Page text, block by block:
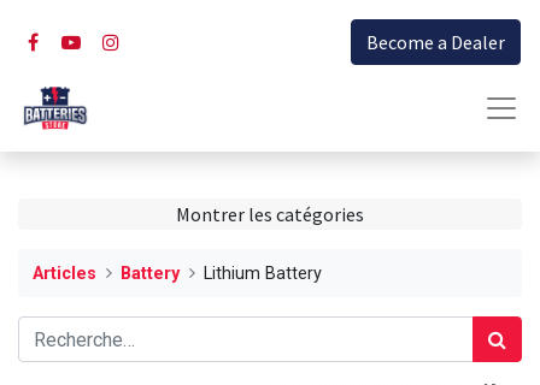
Become a Dealer
Montrer les catégories
Articles Battery Lithium Battery